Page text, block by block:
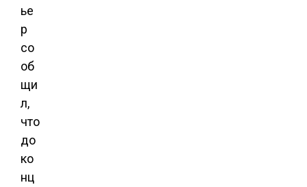
ье
р
со
об
щи
л,
что
до
ко
нц